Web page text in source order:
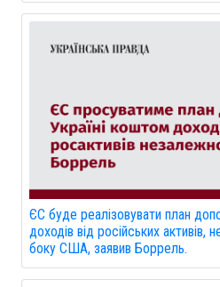
ЄС буде реалізовувати план
доходів від російських активів,
боку США, заявив Боррель.